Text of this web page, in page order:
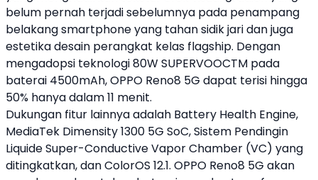
belum pernah terjadi sebelumnya pada penampang
belakang smartphone yang tahan sidik jari dan juga
estetika desain perangkat kelas flagship. Dengan
mengadopsi teknologi 80W SUPERVOOCTM pada
baterai 4500mAh,OPPO Reno8 5G dapat terisi hingga
50% hanya dalam 11 menit.
Dukungan fitur lainnya adalah Battery Health Engine,
MediaTek Dimensity 1300 5G SoC, Sistem Pendingin
Liquide Super-Conductive Vapor Chamber (VC) yang
ditingkatkan, dan ColorOS 12.1. OPPO Reno8 5G akan